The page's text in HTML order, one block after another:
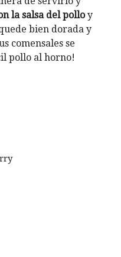
la salsa del polloy
bien dorada y
comensales se
pollo al horno!